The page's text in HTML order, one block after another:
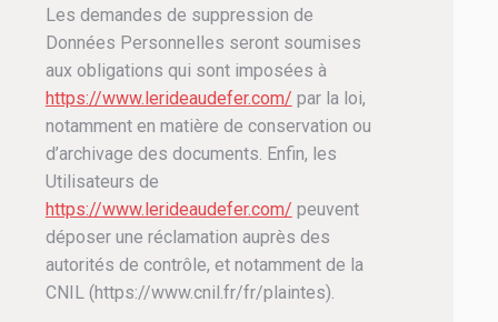
Les demandes de suppression de
Données Personnelles seront soumises
aux obligations qui sont imposées à
https://www.lerideaudefer.com/ par la loi,
notamment en matière de conservation ou
d’archivage des documents. Enfin, les
Utilisateurs de
https://www.lerideaudefer.com/ peuvent
déposer une réclamation auprès des
autorités de contrôle, et notamment de la
CNIL (https://www.cnil.fr/fr/plaintes).